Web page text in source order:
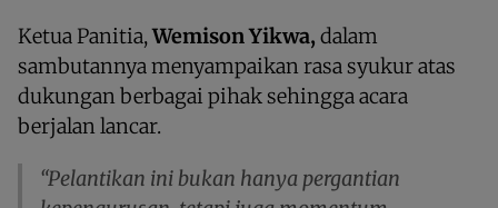
Ketua Panitia,Wemison Yikwa, dalam
sambutannya menyampaikan rasa syukur atas
dukungan berbagai pihak sehingga acara
berjalan lancar.
“Pelantikan ini bukan hanya pergantian